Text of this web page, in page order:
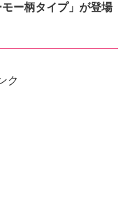
ー柄タイプ」が登場
ク